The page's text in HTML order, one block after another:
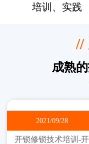
培训、实践
//
成熟
2021/09/28
开锁修锁技术
开锁修锁技术培训-